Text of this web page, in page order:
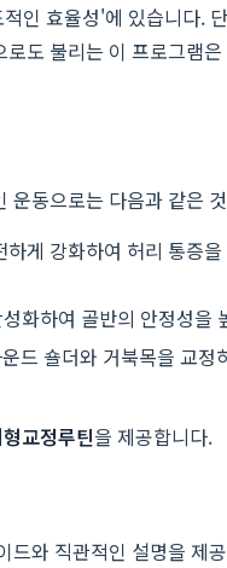
인 효율성'에 있습니다.
도 불리는 이 프로그램
운동으로는 다음과 같은
게 강화하여 허리 통증
화하여 골반의 안정성을
드 숄더와 거북목을 교
교정루틴을 제공합니다.
와 직관적인 설명을 제